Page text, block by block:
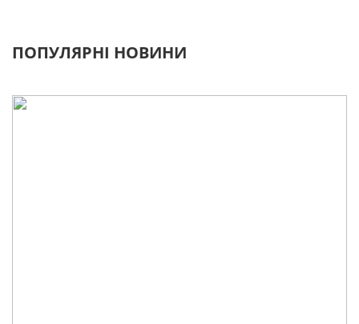
ПОПУЛЯРНІ НОВИНИ